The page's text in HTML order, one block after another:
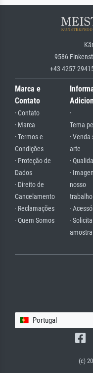
9586
+43 4257
Marca e
Contato
· Contato
· Marca
· Termos e
Condições
· Proteção de
Dados
· Direito de
Cancelamento
· Reclamações
· Quem Somos
·
Tema
· Venda
arte
·
·
nosso
trabalho
·
·
amostra
Portugal
(c)